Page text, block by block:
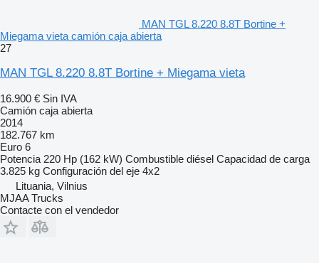
MAN TGL 8.220 8.8T Bortine +
Miegama vieta camión caja abierta
27
MAN TGL 8.220 8.8T Bortine + Miegama vieta
16.900 € Sin IVA
Camión caja abierta
2014
182.767 km
Euro 6
Potencia 220 Hp (162 kW) Combustible diésel Capacidad de carga
3.825 kg Configuración del eje 4x2
Lituania, Vilnius
MJAA Trucks
Contacte con el vendedor